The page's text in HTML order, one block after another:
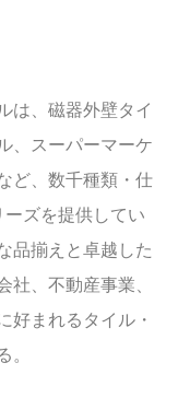
は、磁器外壁タイ
、スーパーマーケ
ど、数千種類・仕
ズを提供してい
品揃えと卓越した
、不動産事業、
好まれるタイル・